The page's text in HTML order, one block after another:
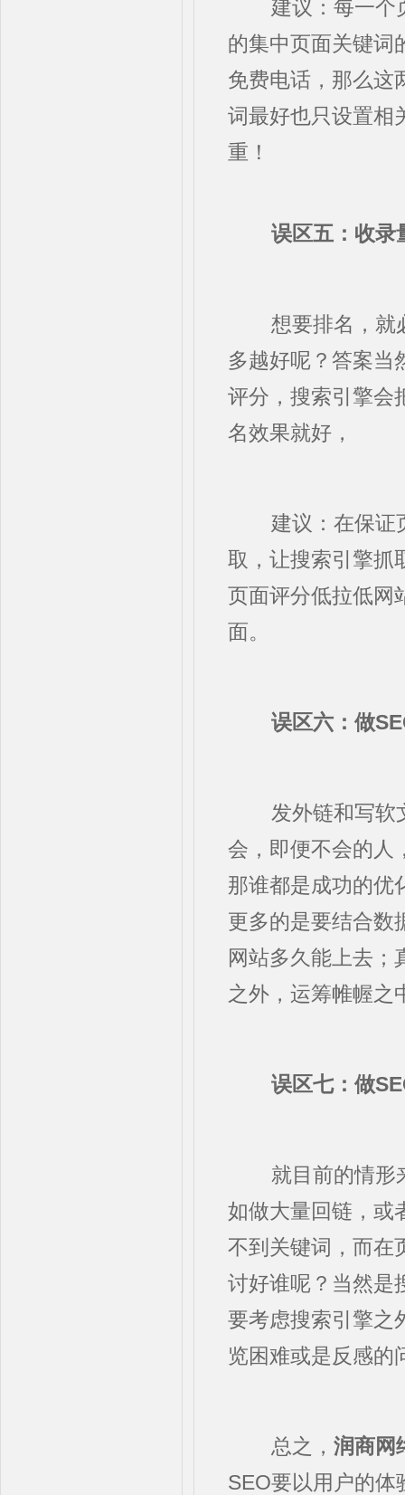
建议：每一个页
的集中页面关键词
免费电话，那么这
词最好也只设置相
重！
误区五：收录
想要排名，就
多越好呢？答案当
评分，搜索引擎会
名效果就好，
建议：在保证页
取，让搜索引擎抓
页面评分低拉低网
面。
误区六：做
发外链和写软
会，即便不会的人
那谁都是成功的优
更多的是要结合数
网站多久能上去；
之外，运筹帷幄之
误区七：做
就目前的情形
如做大量回链，或
不到关键词，而在
讨好谁呢？当然是
要考虑搜索引擎之
览困难或是反感的
总之， 润商网
SEO要以用户的体